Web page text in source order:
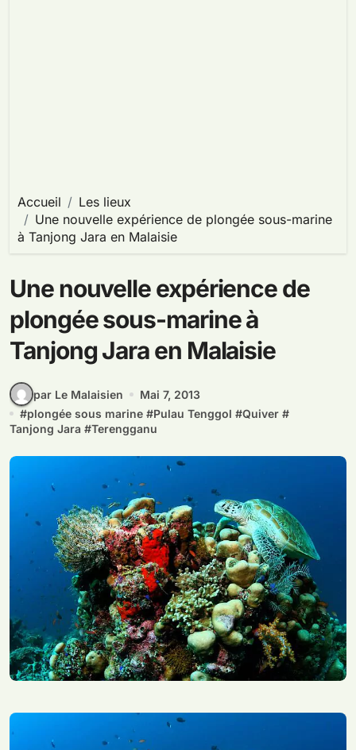
Accueil
Les lieux
Une nouvelle expérience de plongée sous-marine
à Tanjong Jara en Malaisie
Une nouvelle expérience de
plongée sous-marine à
Tanjong Jara en Malaisie
par Le Malaisien
Mai 7, 2013
#plongée sous marine #Pulau Tenggol #Quiver #
Tanjong Jara #Terengganu